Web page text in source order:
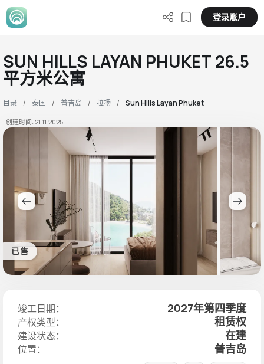
登录账户
SUN HILLS LAYAN PHUKET 26.5
平方米公寓
目录 泰国 普吉岛 拉扬 Sun Hills Layan Phuket
创建时间: 21.11.2025
已售
竣工日期： 2027年第四季度
产权类型： 租赁权
建设状态： 在建
位置： 普吉岛